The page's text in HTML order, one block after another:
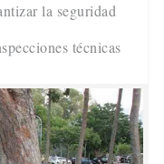
la seguridad
técnicas